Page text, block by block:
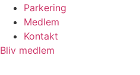
Parkering
Medlem
Kontakt
Bliv medlem